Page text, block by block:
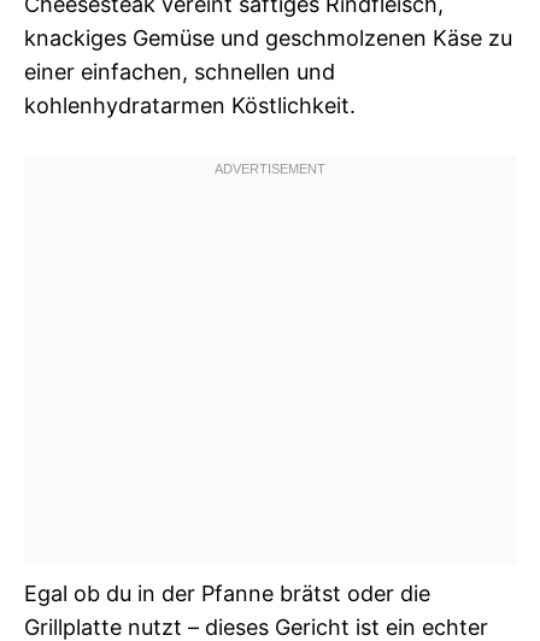
knackiges Gemüse und geschmolzenen Käse zu
einer einfachen, schnellen und
kohlenhydratarmen Köstlichkeit.
Egal ob du in der Pfanne brätst oder die
Grillplatte nutzt – dieses Gericht ist ein echter